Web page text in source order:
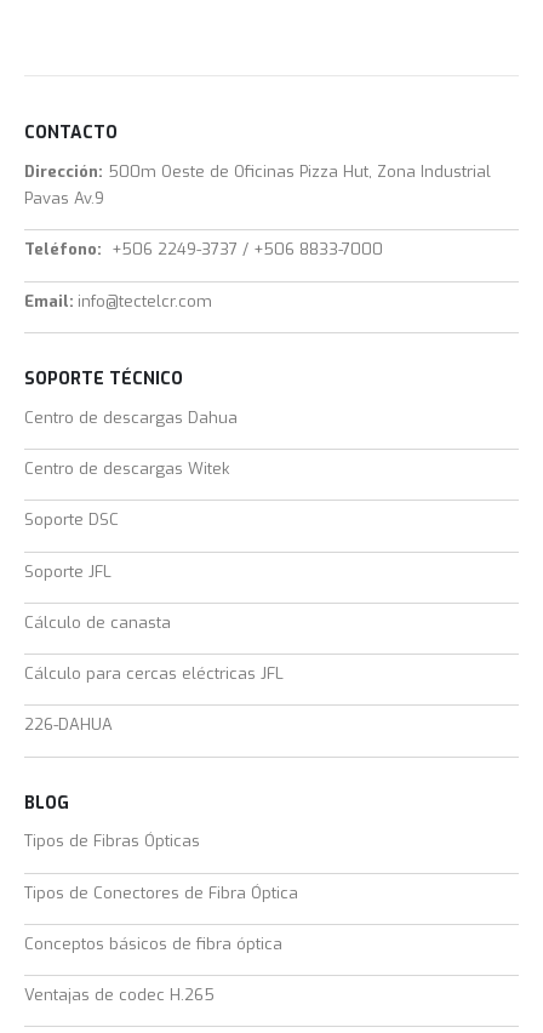
CONTACTO
Dirección: 500m Oeste de Oficinas Pizza Hut, Zona Industrial
Pavas Av.9
Teléfono: +506 2249-3737 / +506 8833-7000
Email: info@tectelcr.com
SOPORTE TÉCNICO
Centro de descargas Dahua
Centro de descargas Witek
Soporte DSC
Soporte JFL
Cálculo de canasta
Cálculo para cercas eléctricas JFL
226-DAHUA
BLOG
Tipos de Fibras Ópticas
Tipos de Conectores de Fibra Óptica
Conceptos básicos de fibra óptica
Ventajas de codec H.265